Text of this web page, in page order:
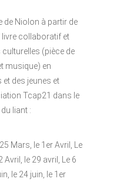
de Niolon à partir de
livre collaboratif et
(pièce de
musique) en
et des jeunes et
Tcap21 dans le
liant :
Mars, le 1er Avril, Le
Avril, le 29 avril, Le 6
le 24 juin, le 1er